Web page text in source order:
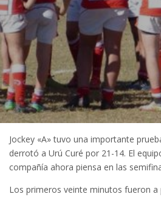
Jockey «A» tuvo una importante
derrotó a Urú Curé por 21-14. El
compañía ahora piensa en las
Los primeros veinte minutos fueron a